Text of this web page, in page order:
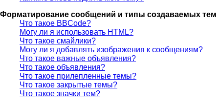
Форматирование сообщений и типы создаваемых тем
Что такое BBCode?
Могу ли я использовать HTML?
Что такое смайлики?
Могу ли я добавлять изображения к сообщениям?
Что такое важные объявления?
Что такое объявления?
Что такое прилепленные темы?
Что такое закрытые темы?
Что такое значки тем?